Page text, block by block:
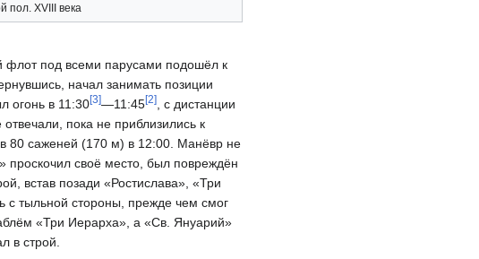
пол. XVIII века
флот под всеми парусами подошёл к
начал занимать позиции
огонь в 11:30[3]—11:45[2], с дистанции
пока не приблизились к
80 саженей (170 м) в 12:00. Манёвр не
проскочил своё место, был повреждён
встав позади «Ростислава», «Три
с тыльной стороны, прежде чем смог
«Три Иерарха», а «Св. Януарий»
в строй.